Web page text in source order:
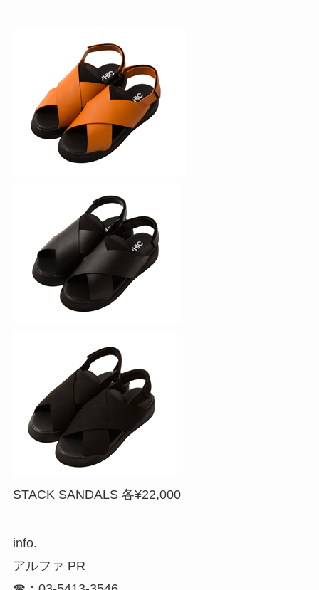
STACK SANDALS 各¥22,000
info.
アルファ PR